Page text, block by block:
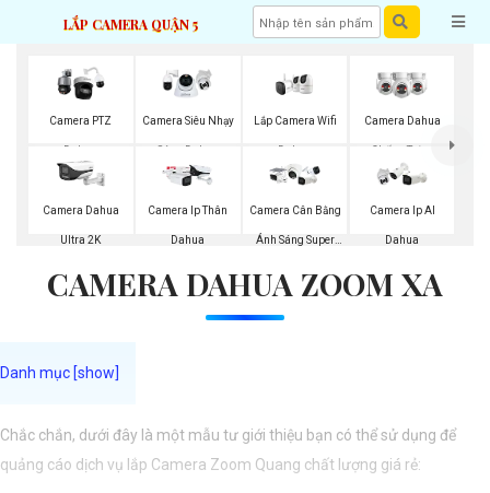
LẮP CAMERA QUẬN 5
Camera PTZ
Dahua
Camera Siêu Nhạy
Sáng Dahua
Lắp Camera Wifi
Dahua
Camera Dahua
Chống Trộm
Camera Dahua
Ultra 2K
Camera Ip Thân
Dahua
Camera Cân Bằng
Ánh Sáng Super
Camera Ip AI
Dahua
CAMERA DAHUA ZOOM XA
Chắc chắn, dưới đây là một mẫu tư giới thiệu bạn có thể sử dụng để
quảng cáo dịch vụ lắp Camera Zoom Quang chất lượng giá rẻ: